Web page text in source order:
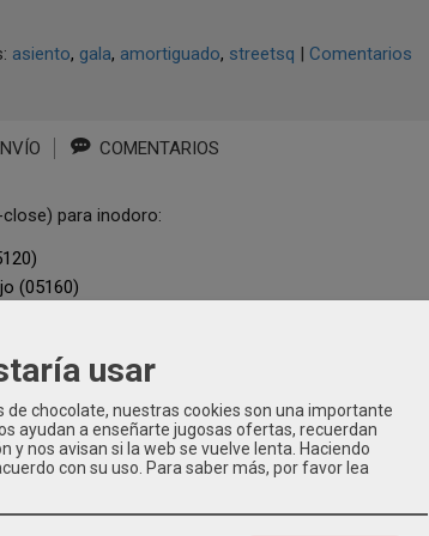
asiento gala amortiguado streetsq | Comentarios
COMENTARIOS
para inodoro:
(05160)
-16 % -16 %
usar
chocolate, nuestras cookies son una importante
ayudan a enseñarte jugosas ofertas, recuerdan
nos avisan si la web se vuelve lenta. Haciendo
con su uso. Para saber más, por favor lea